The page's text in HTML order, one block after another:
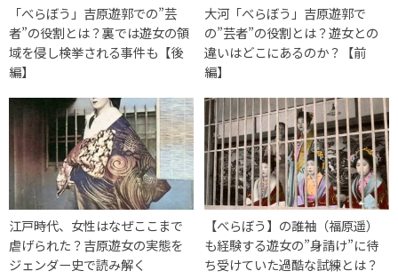
「べらぼう」吉原遊郭での”芸
者”の役割とは？裏では遊女の領
域を侵し検挙される事件も【後
編】
大河「べらぼう」吉原遊郭で
の”芸者”の役割とは？遊女との
違いはどこにあるのか？【前
編】
江戸時代、女性はなぜここまで
虐げられた？吉原遊女の実態を
ジェンダー史で読み解く
【べらぼう】の誰袖（福原遥）
も経験する遊女の”身請け”に待
ち受けていた過酷な試練とは？